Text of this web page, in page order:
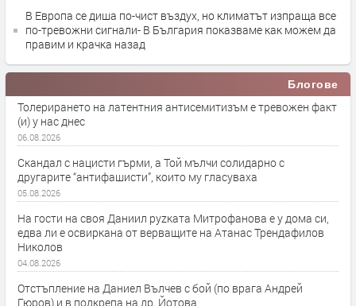
В Европа се диша по-чист въздух, но климатът изпраща все
по-тревожни сигнали- В България показваме как можем да
правим и крачка назад
Блогове
Толерирането на латентния антисемитизъм е тревожен факт
(и) у нас днес
06.08.2026
Скандал с нацисти гърми, а Той мълчи солидарно с
другарите “антифашисти”, които му гласуваха
05.08.2026
На гости на своя Даниил руzката Митрофанова е у дома си,
едва ли е освиркана от верващите на Атанас Трендафилов
Николов
04.08.2026
Отстъпление на Даниел Вълчев с бой (по врага Андрей
Гюров) и в подкрепа на др. Йотова